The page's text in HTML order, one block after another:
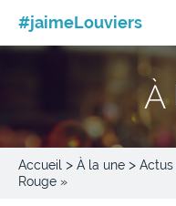
#jaimeLouviers
À
Accueil > À la une > Actus
Rouge »